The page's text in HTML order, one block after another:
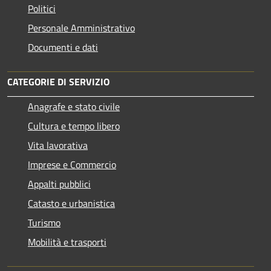
Politici
Personale Amministrativo
Documenti e dati
CATEGORIE DI SERVIZIO
Anagrafe e stato civile
Cultura e tempo libero
Vita lavorativa
Imprese e Commercio
Appalti pubblici
Catasto e urbanistica
Turismo
Mobilità e trasporti